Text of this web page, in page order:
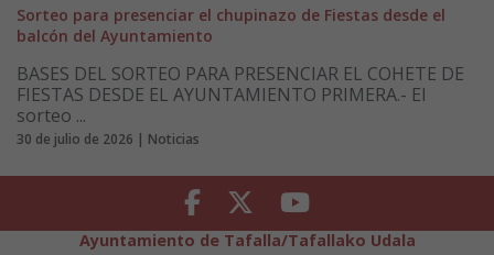
Sorteo para presenciar el chupinazo de Fiestas desde el
balcón del Ayuntamiento
BASES DEL SORTEO PARA PRESENCIAR EL COHETE DE
FIESTAS DESDE EL AYUNTAMIENTO PRIMERA.- El
sorteo ...
30 de julio de 2026 | Noticias
Facebook Twitter Youtube
Ayuntamiento de Tafalla/Tafallako Udala